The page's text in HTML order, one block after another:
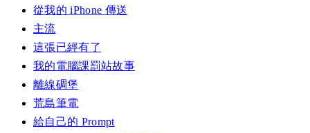
從我的 iPhone 傳送
主流
這張已經有了
我的電腦課罰站故事
離線碉堡
荒島筆電
給自己的 Prompt